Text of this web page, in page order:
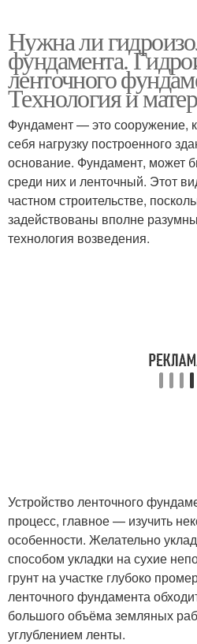
гидроизоляция
Фундамент на песке
Нужна ли
фундамента.
ленточного
Технология и
Фундамент — это сооружение,
себя нагрузку построенного
основание. Фундамент, может
среди них и ленточный. Этот
частном строительстве,
задействованы вполне
технология возведения.
Устройство ленточного
процесс, главное — изучить
особенности. Желательно
способом укладки на сухие
грунт на участке глубоко
ленточного фундамента
большого объёма земляных
углублением ленты.